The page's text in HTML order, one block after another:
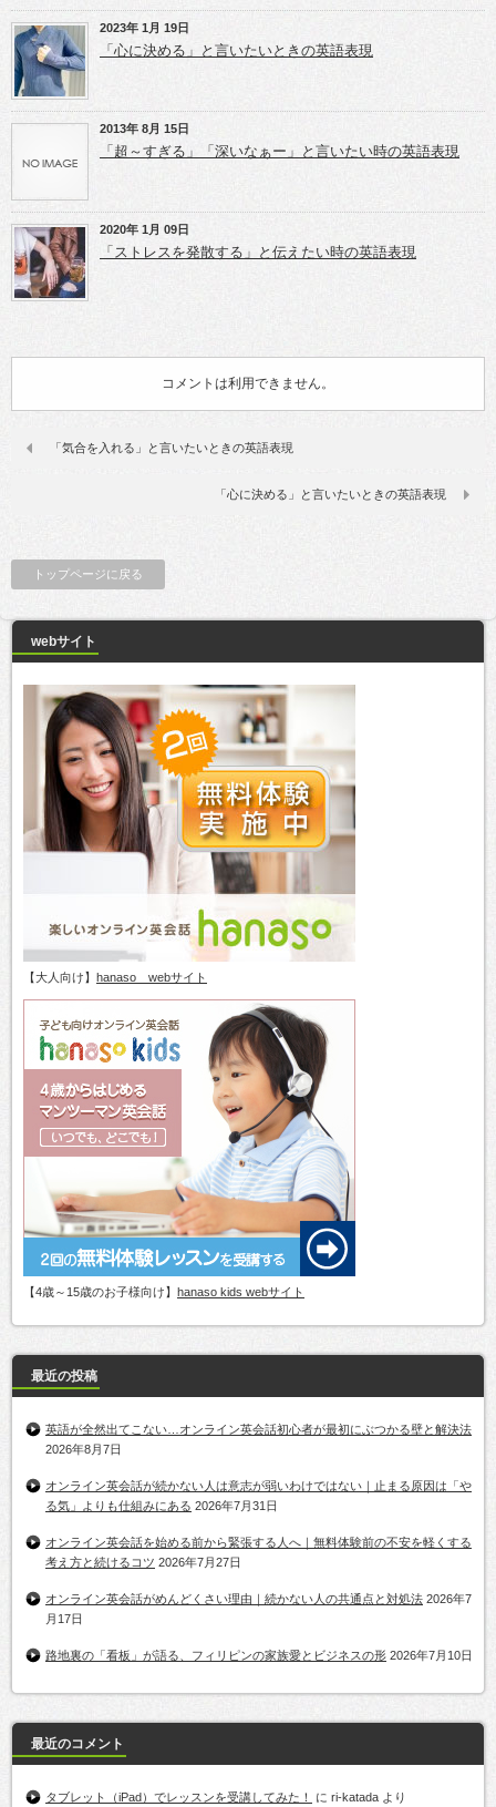
2023年 1月 19日
「心に決める」と言いたいときの英語表現
2013年 8月 15日
「超～すぎる」「深いなぁー」と言いたい時の英語表現
2020年 1月 09日
「ストレスを発散する」と伝えたい時の英語表現
コメントは利用できません。
「気合を入れる」と言いたいときの英語表現
「心に決める」と言いたいときの英語表現
トップページに戻る
webサイト
【大人向け】 hanaso webサイト
【4歳～15歳のお子様向け】 hanaso kids webサイト
最近の投稿
英語が全然出てこない…オンライン英会話初心者が最初にぶつかる壁と解決法
2026年8月7日
オンライン英会話が続かない人は意志が弱いわけではない｜止まる原因は「や
る気」よりも仕組みにある 2026年7月31日
オンライン英会話を始める前から緊張する人へ｜無料体験前の不安を軽くする
考え方と続けるコツ 2026年7月27日
オンライン英会話がめんどくさい理由｜続かない人の共通点と対処法 2026年7
月17日
路地裏の「看板」が語る、フィリピンの家族愛とビジネスの形 2026年7月10日
最近のコメント
タブレット（iPad）でレッスンを受講してみた！ に ri-katada より